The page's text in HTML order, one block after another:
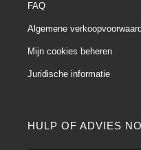
HULP OF ADVIES
FAQ
Algemene
Mijn cookies beheren
Juridische informatie